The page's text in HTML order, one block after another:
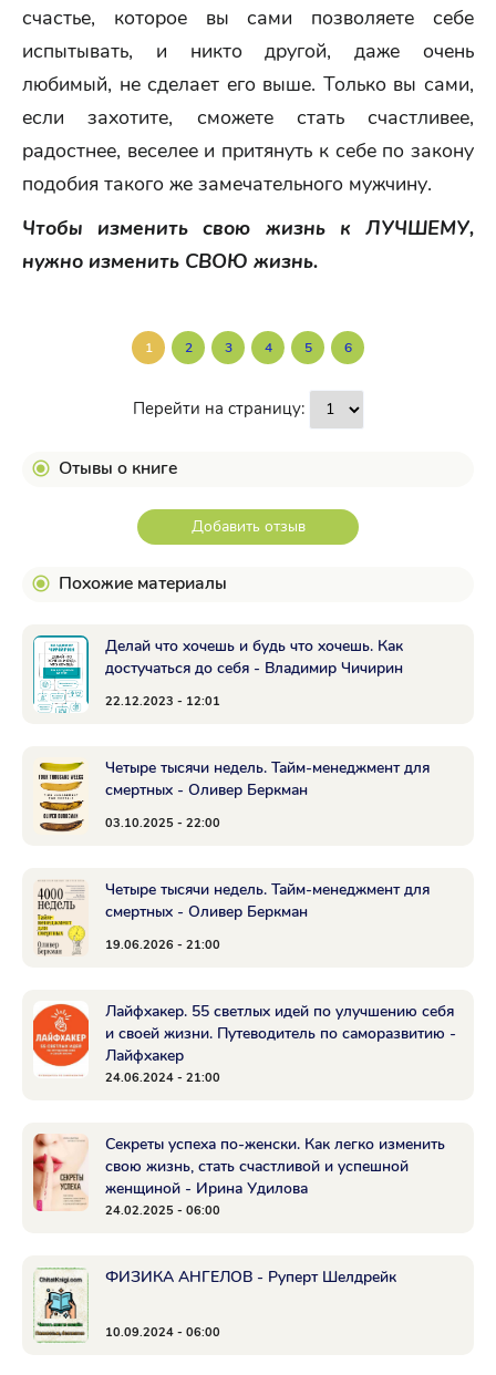
счастье, которое вы сами позволяете себе
испытывать, и никто другой, даже очень
любимый, не сделает его выше. Только вы сами,
если захотите, сможете стать счастливее,
радостнее, веселее и притянуть к себе по закону
подобия такого же замечательного мужчину.
Чтобы изменить свою жизнь к ЛУЧШЕМУ,
нужно изменить СВОЮ жизнь.
1 2 3 4 5 6
Перейти на страницу:
Отывы о книге
Добавить отзыв
Похожие материалы
Делай что хочешь и будь что хочешь. Как
достучаться до себя - Владимир Чичирин
22.12.2023 - 12:01
Четыре тысячи недель. Тайм-менеджмент для
смертных - Оливер Беркман
03.10.2025 - 22:00
Четыре тысячи недель. Тайм-менеджмент для
смертных - Оливер Беркман
19.06.2026 - 21:00
Лайфхакер. 55 светлых идей по улучшению себя
и своей жизни. Путеводитель по саморазвитию -
Лайфхакер
24.06.2024 - 21:00
Секреты успеха по-женски. Как легко изменить
свою жизнь, стать счастливой и успешной
женщиной - Ирина Удилова
24.02.2025 - 06:00
ФИЗИКА АНГЕЛОВ - Руперт Шелдрейк
10.09.2024 - 06:00